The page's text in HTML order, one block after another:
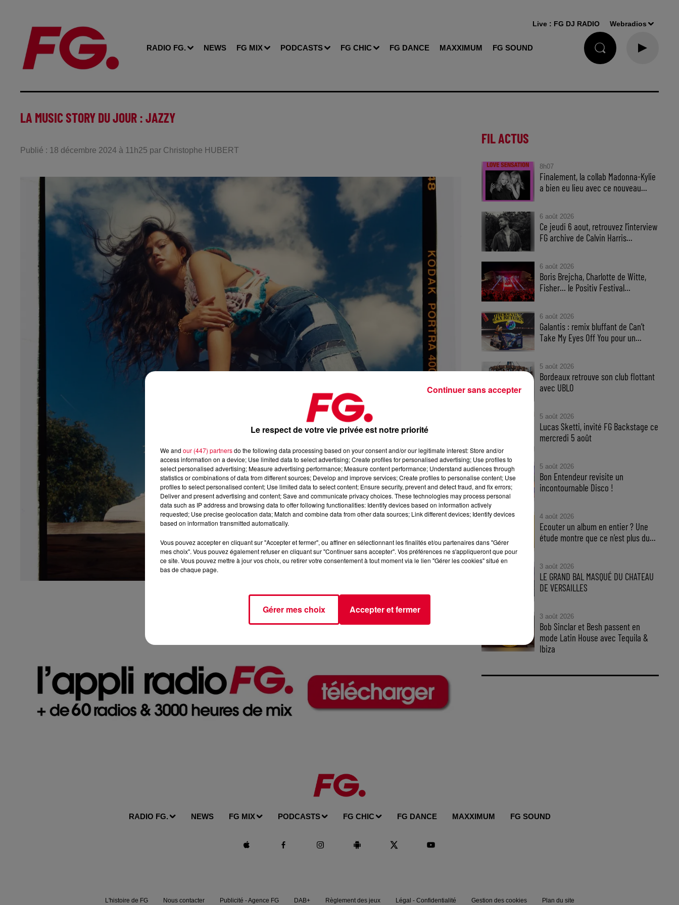
RADIO FG. NEWS FG MIX PODCASTS FG CHIC FG DANCE MAXXIMUM FG SOUND
Live : FG DJ RADIO Webradios
LA MUSIC STORY DU JOUR : JAZZY
Publié : 18 décembre 2024 à 11h25 par Christophe HUBERT
Crédit :
FIL ACTUS
8h07
Finalement, la collab Madonna-Kylie
a bien eu lieu avec ce nouveau...
6 août 2026
Ce jeudi 6 aout, retrouvez l'interview
FG archive de Calvin Harris...
6 août 2026
Boris Brejcha, Charlotte de Witte,
Fisher… le Positiv Festival...
6 août 2026
Galantis : remix bluffant de Can’t
Take My Eyes Off You pour un...
5 août 2026
Bordeaux retrouve son club flottant
avec UBLO
5 août 2026
Lucas Sketti, invité FG Backstage ce
mercredi 5 août
5 août 2026
Bon Entendeur revisite un
incontournable Disco !
4 août 2026
Ecouter un album en entier ? Une
étude montre que ce n’est plus du...
3 août 2026
LE GRAND BAL MASQUÉ DU CHATEAU
DE VERSAILLES
3 août 2026
Bob Sinclar et Besh passent en
mode Latin House avec Tequila &
Ibiza
RADIO FG. NEWS FG MIX PODCASTS FG CHIC FG DANCE MAXXIMUM FG SOUND
L'histoire de FG Nous contacter Publicité - Agence FG DAB+ Règlement des jeux Légal - Confidentialité Gestion des cookies Plan du site
Le respect de votre vie privée est notre priorité
We and our (447) partnersdo the following data processing based on your consent and/or our legitimate interest: Store and/or
access information on a device; Use limited data to select advertising; Create profiles for personalised advertising; Use profiles to
select personalised advertising; Measure advertising performance; Measure content performance; Understand audiences through
statistics or combinations of data from different sources; Develop and improve services; Create profiles to personalise content; Use
profiles to select personalised content; Use limited data to select content; Ensure security, prevent and detect fraud, and fix errors;
Deliver and present advertising and content; Save and communicate privacy choices. These technologies may process personal
data such as IP address and browsing data to offer following functionalities: Identify devices based on information actively
requested; Use precise geolocation data; Match and combine data from other data sources; Link different devices; Identify devices
based on information transmitted automatically.
Vous pouvez accepter en cliquant sur "Accepter et fermer", ou affiner en sélectionnant les finalités et/ou partenaires dans "Gérer
mes choix". Vous pouvez également refuser en cliquant sur "Continuer sans accepter". Vos préférences ne s'appliqueront que pour
ce site. Vous pouvez mettre à jour vos choix, ou retirer votre consentement à tout moment via le lien "Gérer les cookies" situé en
bas de chaque page.
Gérer mes choix Accepter et fermer
Continuer sans accepter